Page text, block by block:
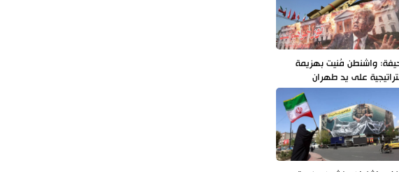
واشنطن مُنيت بهزيمة
على يد طهران